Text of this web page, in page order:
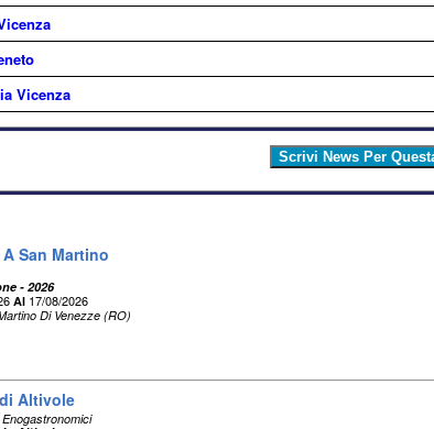
Vicenza
San Martino
- 2026
Al 17/08/2026
Di Venezze (RO)
Altivole